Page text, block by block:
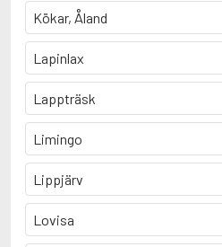
Kökar, Åland
Lapinlax
Lappträsk
Limingo
Lippjärv
Lovisa